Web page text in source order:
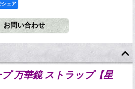
ェア
万華鏡 ストラップ【星